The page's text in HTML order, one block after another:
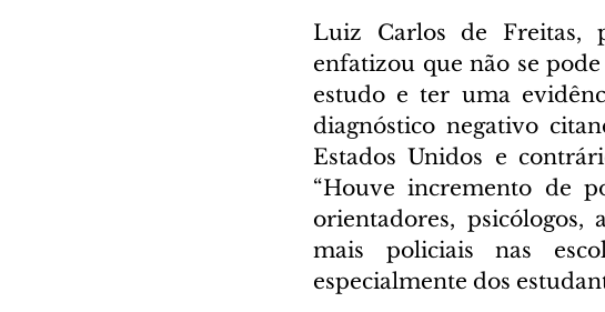
Luiz Carlos de Freitas,
enfatizou que não se
estudo e ter uma
diagnóstico negativo
Estados Unidos e
“Houve incremento de
orientadores, psicólogos,
mais policiais nas
especialmente dos